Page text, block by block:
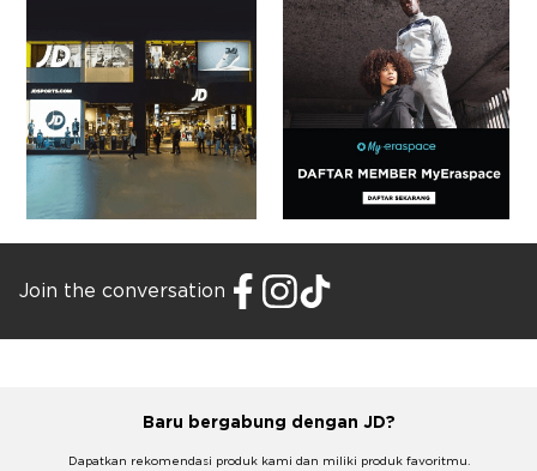
Join the conversation
Baru bergabung dengan JD?
Dapatkan rekomendasi produk kami dan miliki produk favoritmu.